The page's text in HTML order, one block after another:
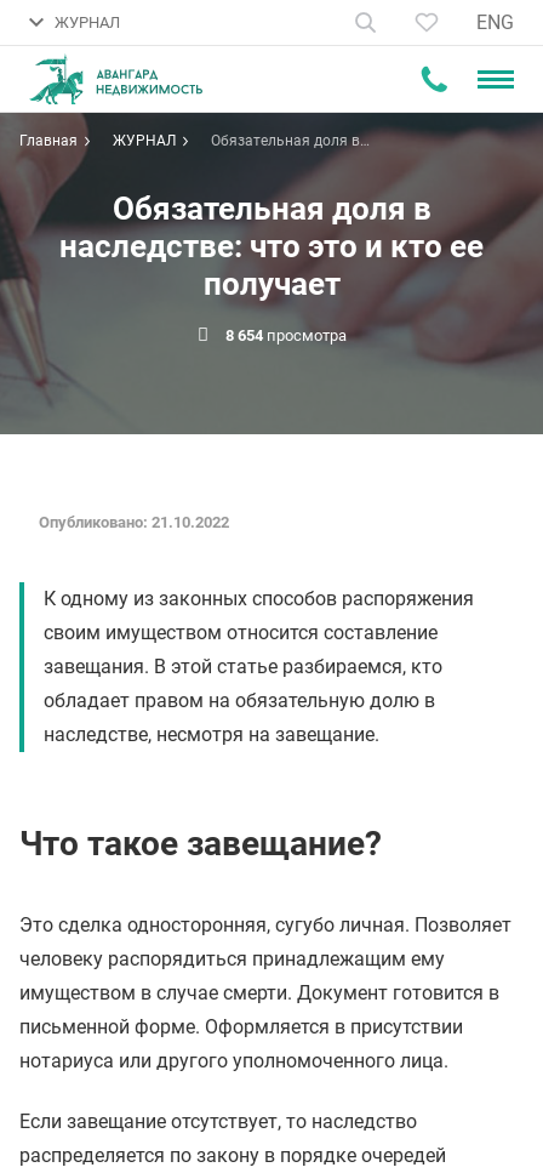
ЖУРНАЛ ENG
Главная ЖУРНАЛ
Обязательная доля в
наследстве: что это и кто ее
Обязательная доля в
наследстве: что это и кто ее
получает
8 654просмотра
Опубликовано: 21.10.2022
К одному из законных способов распоряжения
своим имуществом относится составление
завещания. В этой статье разбираемся, кто
обладает правом на обязательную долю в
наследстве, несмотря на завещание.
Что такое завещание?
Это сделка односторонняя, сугубо личная. Позволяет
человеку распорядиться принадлежащим ему
имуществом в случае смерти. Документ готовится в
письменной форме. Оформляется в присутствии
нотариуса или другого уполномоченного лица.
Если завещание отсутствует, то наследство
распределяется по закону в порядке очередей